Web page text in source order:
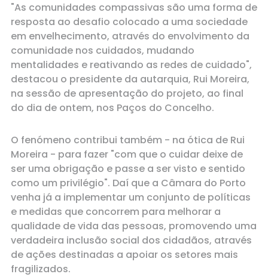
"As comunidades compassivas são uma forma de
resposta ao desafio colocado a uma sociedade
em envelhecimento, através do envolvimento da
comunidade nos cuidados, mudando
mentalidades e reativando as redes de cuidado",
destacou o presidente da autarquia, Rui Moreira,
na sessão de apresentação do projeto, ao final
do dia de ontem, nos Paços do Concelho.
O fenómeno contribui também - na ótica de Rui
Moreira - para fazer "com que o cuidar deixe de
ser uma obrigação e passe a ser visto e sentido
como um privilégio". Daí que a Câmara do Porto
venha já a implementar um conjunto de políticas
e medidas que concorrem para melhorar a
qualidade de vida das pessoas, promovendo uma
verdadeira inclusão social dos cidadãos, através
de ações destinadas a apoiar os setores mais
fragilizados.